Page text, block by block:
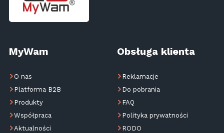
MyWam
O nas
Platforma B2B
Produkty
Współpraca
Aktualności
Obsługa klienta
Reklamacje
Do pobrania
FAQ
Polityka prywatności
RODO